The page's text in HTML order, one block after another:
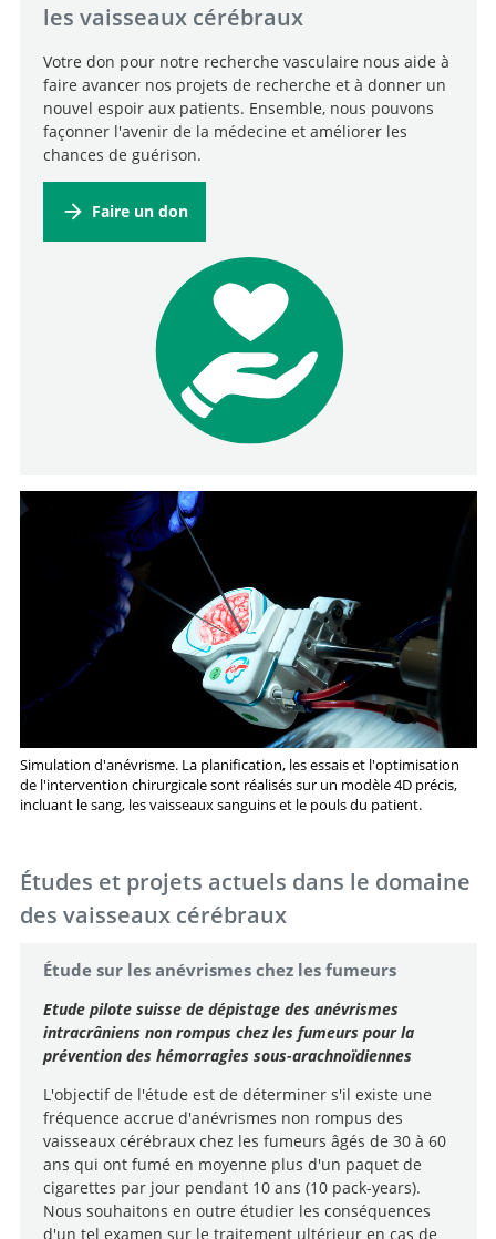
les vaisseaux cérébraux
Votre don pour notre recherche vasculaire nous aide à
faire avancer nos projets de recherche et à donner un
nouvel espoir aux patients. Ensemble, nous pouvons
façonner l'avenir de la médecine et améliorer les
chances de guérison.
Faire un don
Simulation d'anévrisme. La planification, les essais et l'optimisation
de l'intervention chirurgicale sont réalisés sur un modèle 4D précis,
incluant le sang, les vaisseaux sanguins et le pouls du patient.
Études et projets actuels dans le domaine
des vaisseaux cérébraux
Étude sur les anévrismes chez les fumeurs
Etude pilote suisse de dépistage des anévrismes
intracrâniens non rompus chez les fumeurs pour la
prévention des hémorragies sous-arachnoïdiennes
L'objectif de l'étude est de déterminer s'il existe une
fréquence accrue d'anévrismes non rompus des
vaisseaux cérébraux chez les fumeurs âgés de 30 à 60
ans qui ont fumé en moyenne plus d'un paquet de
cigarettes par jour pendant 10 ans (10 pack-years).
Nous souhaitons en outre étudier les conséquences
d'un tel examen sur le traitement ultérieur en cas de